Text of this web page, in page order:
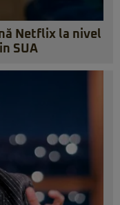
Netflix la nivel
SUA